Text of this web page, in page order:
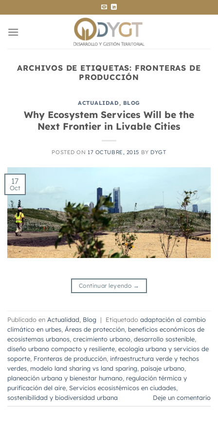
al
contenido
ARCHIVOS DE ETIQUETAS: FRONTERAS DE
PRODUCCIÓN
ACTUALIDAD, BLOG
Why Ecosystem Services Will be the
Next Frontier in Livable Cities
POSTED ON 17 OCTUBRE, 2015 BY DYGT
17
Oct
Continuar leyendo →
Publicado en Actualidad Blog | Etiquetado adaptación al cambio
climático en urbes Áreas de protección beneficios económicos de
ecosistemas urbanos crecimiento urbano desarrollo sostenible
diseño urbano compacto y resiliente ecología urbana y servicios de
soporte Fronteras de producción infraestructura verde y techos
verdes modelo land sharing vs land sparing paisaje urbano
planeación urbana y bienestar humano regulación térmica y
purificación del aire Servicios ecosistémicos en ciudades
sostenibilidad y biodiversidad urbana
Deje un comentario